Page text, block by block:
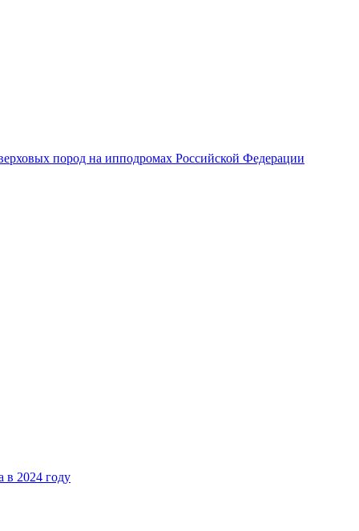
пород на ипподромах Российской Федерации
2024 году